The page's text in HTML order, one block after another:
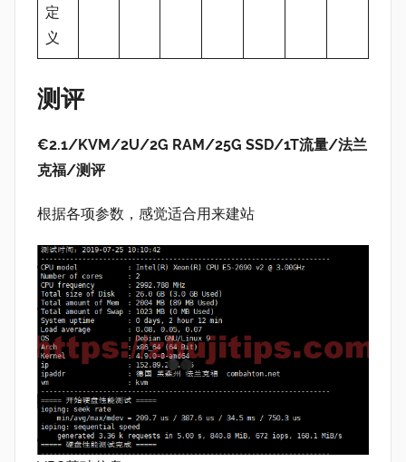
定
义
测评
€2.1/KVM/2U/2G RAM/25G SSD/1T流量/法兰
克福/测评
根据各项参数，感觉适合用来建站